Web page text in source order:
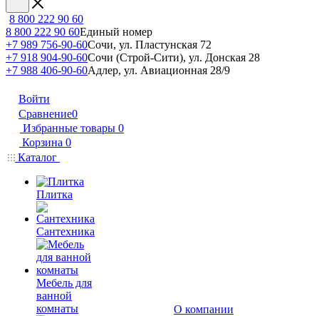
8 800 222 90 60
8 800 222 90 60Единый номер
+7 989 756-90-60Сочи, ул. Пластунская 72
+7 918 904-90-60Сочи (Строй-Сити), ул. Донская 28
+7 988 406-90-60Адлер, ул. Авиационная 28/9
Войти
Сравнение0
Избранные товары 0
Корзина 0
Каталог
Плитка
Сантехника
Мебель для
ванной
комнаты
О компании